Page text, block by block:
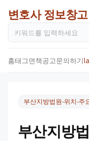
변호사 정보창고
홈태그면책공고문의하기
부산지방법원-위치-주
부산지방